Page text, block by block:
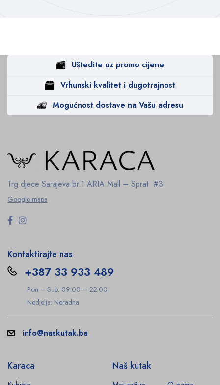
Uštedite uz promo cijene
Vrhunski kvalitet i dugotrajnost
Mogućnost dostave na Vašu adresu
Trg djece Sarajeva br.1 ARIA Mall – Sprat #3
Google mapa
Kontaktirajte nas
+387 33 933 489
Pon – Sub: 09:00 – 22:00
Nedjelja: Neradna
info@naskutak.ba
Karaca Naš kutak